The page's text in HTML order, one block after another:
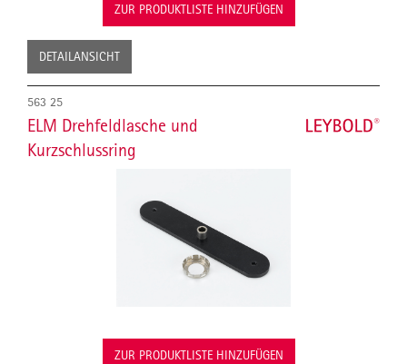
ZUR PRODUKTLISTE HINZUFÜGEN
DETAILANSICHT
563 25
ELM Drehfeldlasche und
Kurzschlussring
ZUR PRODUKTLISTE HINZUFÜGEN